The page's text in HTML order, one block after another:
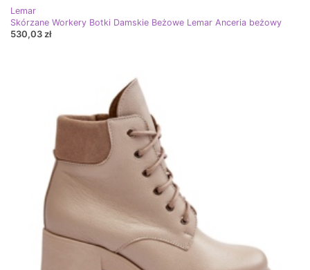
Lemar
Skórzane Workery Botki Damskie Beżowe Lemar Anceria beżowy
530,03 zł